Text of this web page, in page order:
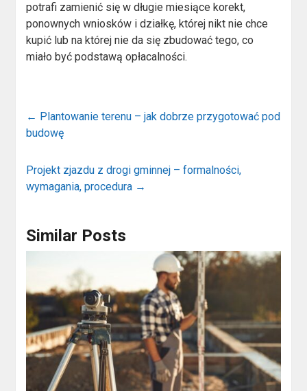
potrafi zamienić się w długie miesiące korekt,
ponownych wniosków i działkę, której nikt nie chce
kupić lub na której nie da się zbudować tego, co
miało być podstawą opłacalności.
← Plantowanie terenu – jak dobrze przygotować pod
budowę
Projekt zjazdu z drogi gminnej – formalności,
wymagania, procedura →
Similar Posts